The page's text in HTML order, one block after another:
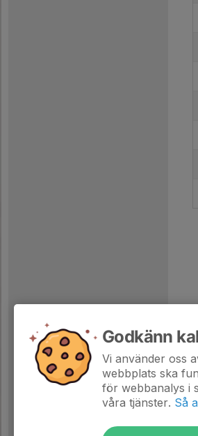
Godkänn
Vi använder oss
webbplats ska
för webbanalys i
våra tjänster. Så